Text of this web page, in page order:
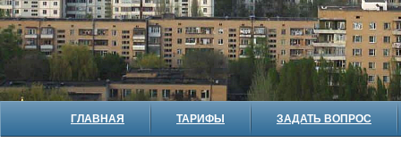
ГЛАВНАЯ ТАРИФЫ ЗАДАТЬ ВОПРОС